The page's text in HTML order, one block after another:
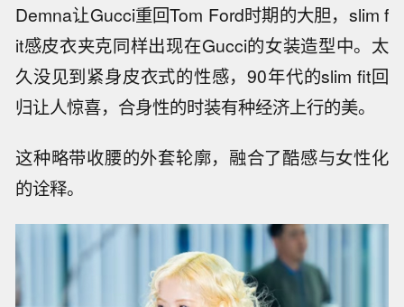
Demna让Gucci重回Tom Ford时期的大胆，slim f
it感皮衣夹克同样出现在Gucci的女装造型中。太
久没见到紧身皮衣式的性感，90年代的slim fit回
归让人惊喜，合身性的时装有种经济上行的美。
这种略带收腰的外套轮廓，融合了酷感与女性化
的诠释。